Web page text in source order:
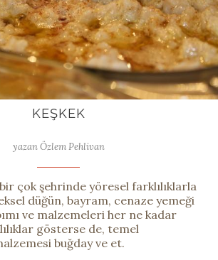
KEŞKEK
yazan Özlem Pehlivan
çok şehrinde yöresel farklılıklarla
düğün, bayram, cenaze yemeği
ve malzemeleri her ne kadar
gösterse de, temel
buğday ve et.